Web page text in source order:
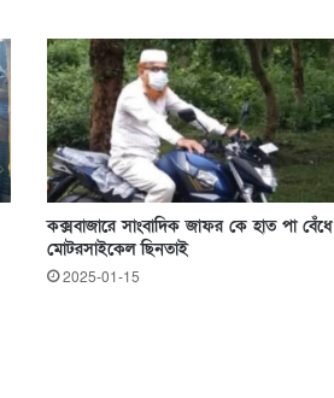
কক্সবাজারে সাংবাদিক জাফর কে হাত পা বেঁধে
মোটরসাইকেল ছিনতাই
2025-01-15